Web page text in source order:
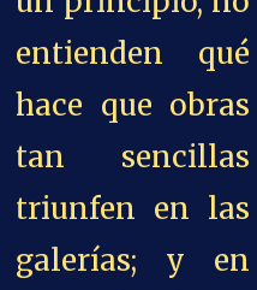
entienden qué
hace que obras
tan sencillas
triunfen en las
galerías; y en